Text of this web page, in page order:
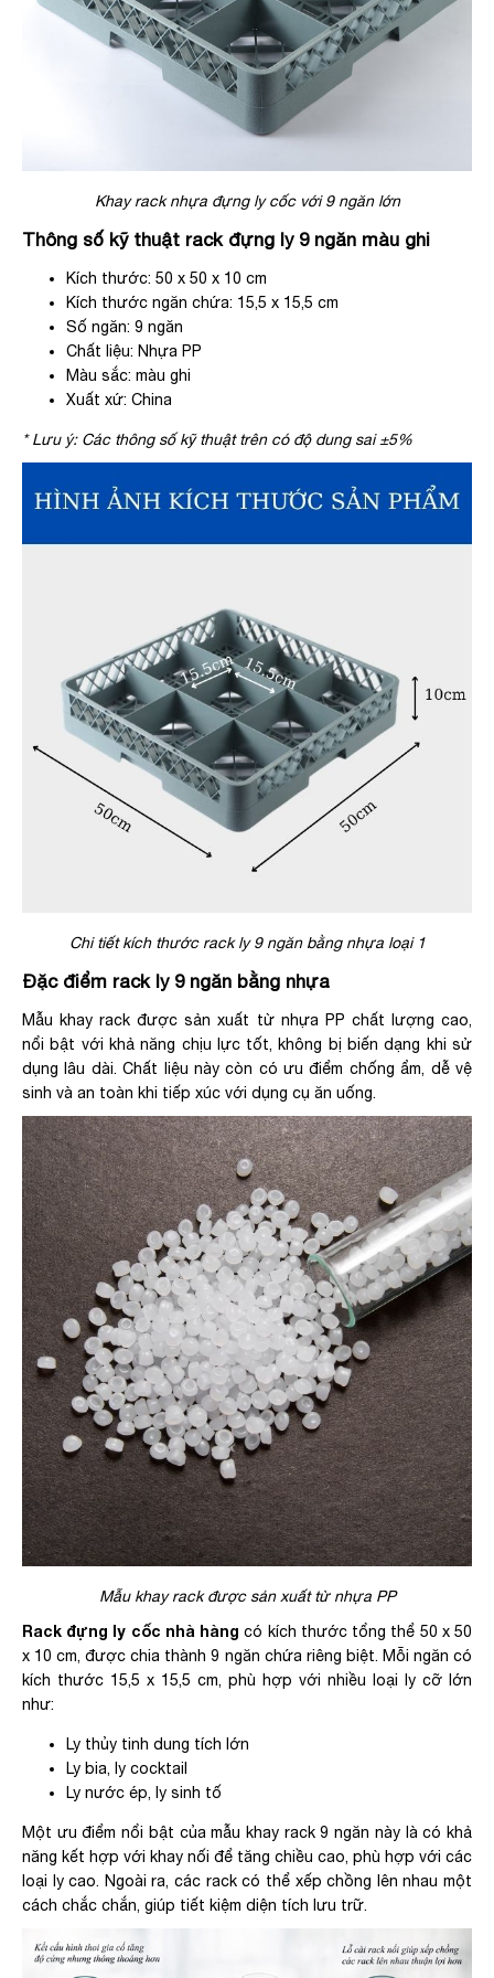
Khay rack nhựa đựng ly cốc với 9 ngăn lớn
Thông số kỹ thuật rack đựng ly 9 ngăn màu ghi
Kích thước: 50 x 50 x 10 cm
Kích thước ngăn chứa: 15,5 x 15,5 cm
Số ngăn: 9 ngăn
Chất liệu: Nhựa PP
Màu sắc: màu ghi
Xuất xứ: China
* Lưu ý: Các thông số kỹ thuật trên có độ dung sai ±5%
Chi tiết kích thước rack ly 9 ngăn bằng nhựa loại 1
Đặc điểm rack ly 9 ngăn bằng nhựa
Mẫu khay rack được sản xuất từ nhựa PP chất lượng cao,
nổi bật với khả năng chịu lực tốt, không bị biến dạng khi sử
dụng lâu dài. Chất liệu này còn có ưu điểm chống ẩm, dễ vệ
sinh và an toàn khi tiếp xúc với dụng cụ ăn uống.
Mẫu khay rack được sản xuất từ nhựa PP
Rack đựng ly cốc nhà hàng có kích thước tổng thể 50 x 50
x 10 cm, được chia thành 9 ngăn chứa riêng biệt. Mỗi ngăn có
kích thước 15,5 x 15,5 cm, phù hợp với nhiều loại ly cỡ lớn
như:
Ly thủy tinh dung tích lớn
Ly bia, ly cocktail
Ly nước ép, ly sinh tố
Một ưu điểm nổi bật của mẫu khay rack 9 ngăn này là có khả
năng kết hợp với khay nối để tăng chiều cao, phù hợp với các
loại ly cao. Ngoài ra, các rack có thể xếp chồng lên nhau một
cách chắc chắn, giúp tiết kiệm diện tích lưu trữ.